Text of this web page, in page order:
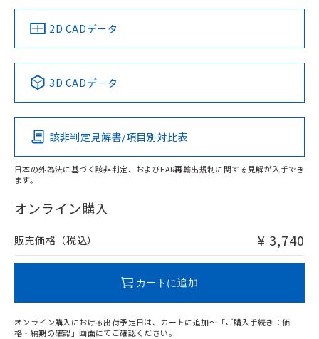
中国 RoHS 注意事項・凡例
Pb Hg Cd Cr(VI)
O
在庫等で未対応品が混在する可能性があります。
問い合わせください。
2D CADデータ
3D CADデータ
該非判定見解書/項目別対比表
日本の外為法に基づく該非判定、およびEAR再輸出規制に関する見解が入手でき
ます。
オンライン購入
販売価格（税込） ¥ 3,740
カートに追加
オンライン購入における出荷予定日は、カートに追加～「ご購入手続き：価
格・納期の確認」画面にてご確認ください。